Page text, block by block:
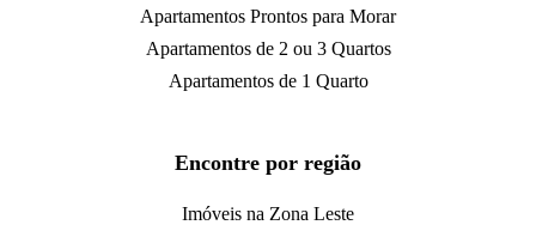
Apartamentos Prontos para Morar
Apartamentos de 2 ou 3 Quartos
Apartamentos de 1 Quarto
Encontre por região
Imóveis na Zona Leste